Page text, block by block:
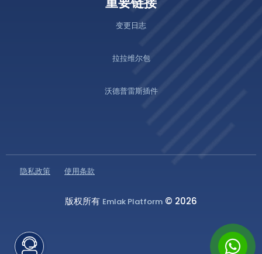
变更日志
拉拉维尔包
沃德普雷斯插件
隐私政策 使用条款
版权所有 Emlak Platform © 2026